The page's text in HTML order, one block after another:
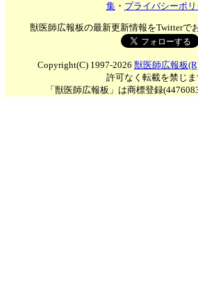
集・ プライバシーポ
獣医師広報板の最新更新情報をTwitterで
Copyright(C) 1997-2026 獣医師広報板
許可なく転載を禁じま
「獣医師広報板」は商標登録